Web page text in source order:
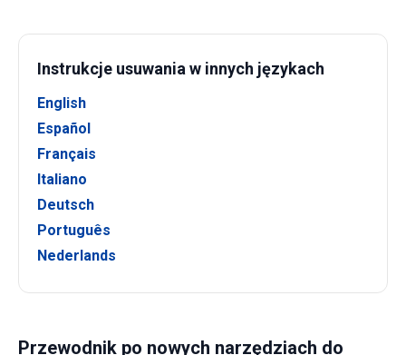
Instrukcje usuwania w innych językach
English
Español
Français
Italiano
Deutsch
Português
Nederlands
Przewodnik po nowych narzędziach do